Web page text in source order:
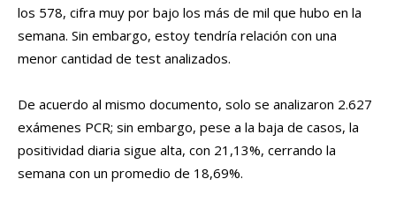
los 578, cifra muy por bajo los más de mil que hubo en la
semana. Sin embargo, estoy tendría relación con una
menor cantidad de test analizados.
De acuerdo al mismo documento, solo se analizaron 2.627
exámenes PCR; sin embargo, pese a la baja de casos, la
positividad diaria sigue alta, con 21,13%, cerrando la
semana con un promedio de 18,69%.